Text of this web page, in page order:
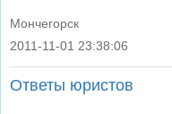
Мончегорск
|
2011-11-01 23:38:06
Ответы юристов